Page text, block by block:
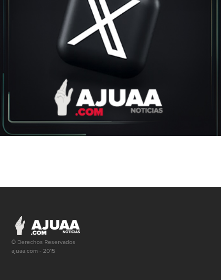
© Derechos Reservados
ajuaa.com - 2015